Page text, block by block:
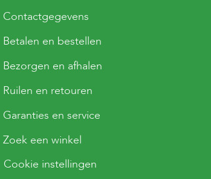
Contactgegevens
Betalen en bestellen
Bezorgen en afhalen
Ruilen en retouren
Garanties en service
Zoek een winkel
Cookie instellingen